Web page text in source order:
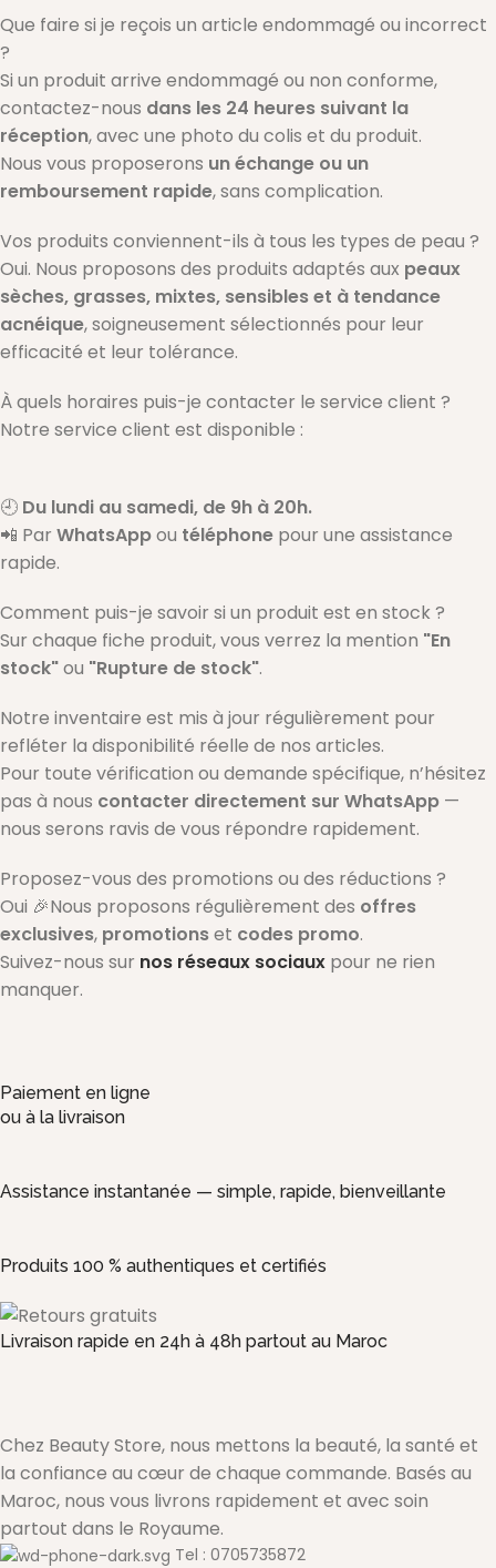
Que faire si je reçois un article endommagé ou incorrect
?
Si un produit arrive endommagé ou non conforme,
contactez-nous dans les 24 heures suivant la
réception, avec une photo du colis et du produit.
Nous vous proposerons un échange ou un
remboursement rapide, sans complication.
Vos produits conviennent-ils à tous les types de peau ?
Oui. Nous proposons des produits adaptés aux peaux
sèches, grasses, mixtes, sensibles et à tendance
acnéique, soigneusement sélectionnés pour leur
efficacité et leur tolérance.
À quels horaires puis-je contacter le service client ?
Notre service client est disponible :
🕘 Du lundi au samedi, de 9h à 20h.
📲 Par WhatsAppou téléphone pour une assistance
rapide.
Comment puis-je savoir si un produit est en stock ?
Sur chaque fiche produit, vous verrez la mention "En
stock"ou "Rupture de stock".
Notre inventaire est mis à jour régulièrement pour
refléter la disponibilité réelle de nos articles.
Pour toute vérification ou demande spécifique, n’hésitez
pas à nous contacter directement sur WhatsApp —
nous serons ravis de vous répondre rapidement.
Proposez-vous des promotions ou des réductions ?
Oui 🎉Nous proposons régulièrement des offres
exclusives, promotionset codes promo.
Suivez-nous sur nos réseaux sociaux pour ne rien
manquer.
Paiement en ligne
ou à la livraison
Assistance instantanée — simple, rapide, bienveillante
Produits 100 % authentiques et certifiés
Livraison rapide en 24h à 48h partout au Maroc
Chez Beauty Store, nous mettons la beauté, la santé et
la confiance au cœur de chaque commande. Basés au
Maroc, nous vous livrons rapidement et avec soin
partout dans le Royaume.
Tel : 0705735872